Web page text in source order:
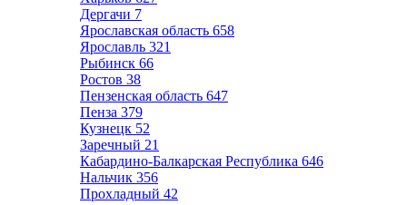
Дергачи 7
Ярославская область 658
Ярославль 321
Рыбинск 66
Ростов 38
Пензенская область 647
Пенза 379
Кузнецк 52
Заречный 21
Кабардино-Балкарская Республика 646
Нальчик 356
Прохладный 42